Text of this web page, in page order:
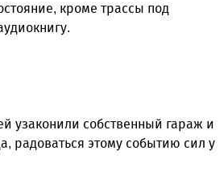
кроме трассы под
узаконили собственный гараж и
радоваться этому событию сил у